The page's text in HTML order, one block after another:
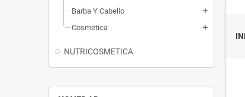
Barba Y Cabello
add
Cosmetica add
NUTRICOSMETICA